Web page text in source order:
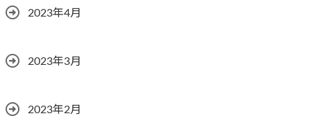
2023年4月
2023年3月
2023年2月